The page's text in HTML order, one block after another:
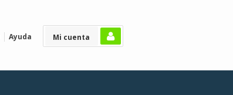
Mi cuenta
Ayuda